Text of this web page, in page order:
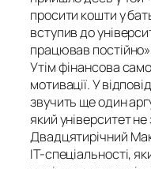
просити кошти у
вступив до
працював
Утім фінансова
мотивації. У
звучить ще один
який університет
Двадцятирічний
ІТ-спеціальності,